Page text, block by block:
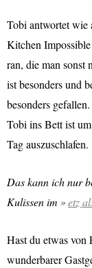
Tobi antwortet wie
Kitchen
ran, die man sonst
ist besonders und
besonders
Tobi ins Bett ist
Tag auszuschlafen.
Das kann ich nur
Kulissen im
etz
Hast du etwas von
wunderbarer